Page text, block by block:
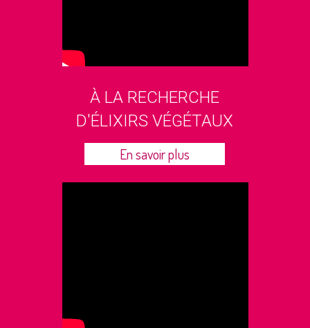
À LA RECHERCHE
D'ÉLIXIRS VÉGÉTAUX
En savoir plus